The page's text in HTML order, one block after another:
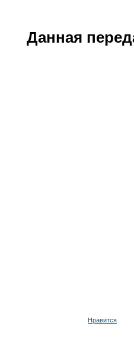
Данная
Нравится